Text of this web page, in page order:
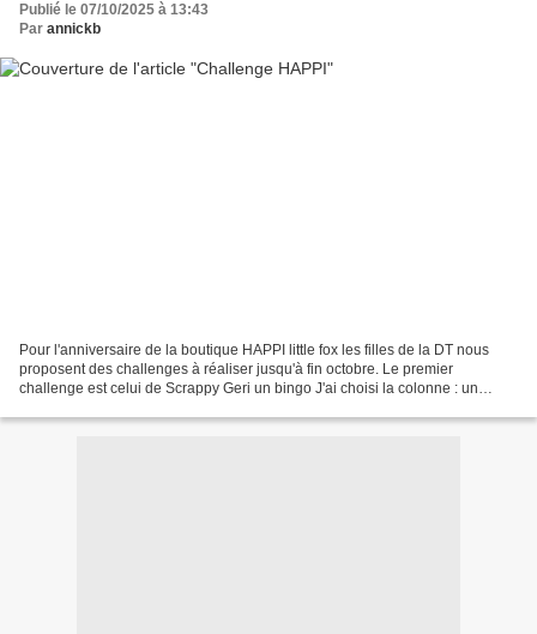
Publié le 07/10/2025 à 13:43
Par annickb
Pour l'anniversaire de la boutique HAPPI little fox les filles de la DT nous
proposent des challenges à réaliser jusqu'à fin octobre. Le premier
challenge est celui de Scrappy Geri un bingo J'ai choisi la colonne : un